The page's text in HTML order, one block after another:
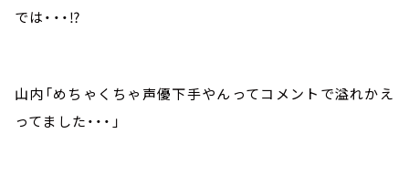
では・・・⁉︎
山内「めちゃくちゃ声優下手やんってコメントで溢れかえ
ってました・・・」